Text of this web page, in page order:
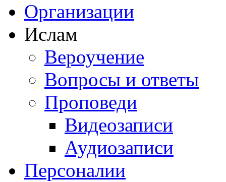
Организации
Ислам
Вероучение
Вопросы и ответы
Проповеди
Видеозаписи
Аудиозаписи
Персоналии